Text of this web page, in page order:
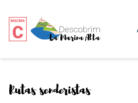
Rutas senderistas